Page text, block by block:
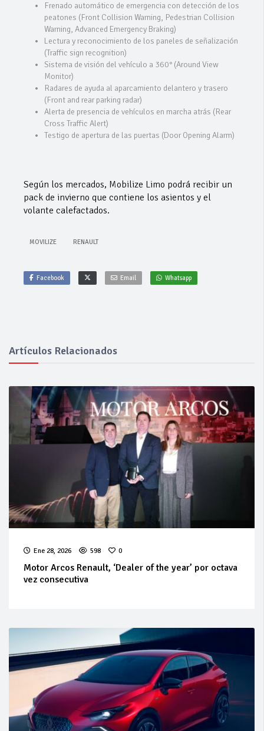
Frenado automático de emergencia con detección de los
peatones (Front Collision Warning, Pedestrian Collision
Warning, Advanced Emergency Braking)
Lectura y reconocimiento de los paneles de señalización
(Traffic sign recognition)
Sistema de visión del vehículo a 360° (Around View
Monitor)
Radares de ayuda al aparcamiento delantero y trasero
(Front and rear parking radar)
Alerta de presencia de vehículos en marcha atrás (Rear
Cross Traffic Alert)
Testigo de apertura de las puertas (Door Opening Alarm)
Según los mercados, Mobilize Limo podrá recibir un
pack de invierno que contiene los asientos y el
volante calefactados.
MOVILIZE RENAULT
Facebook Email Whatsapp
Artículos Relacionados
Ene 28, 2026 598 0
Motor Arcos Renault, ‘Dealer of the year’ por octava
vez consecutiva